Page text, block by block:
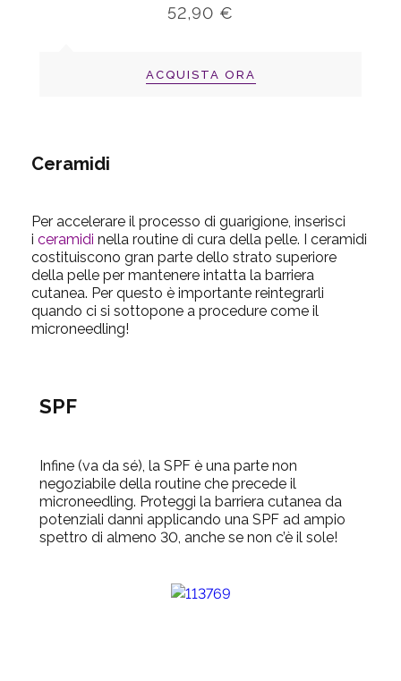
52,90 €
ACQUISTA ORA
Ceramidi
Per accelerare il processo di guarigione, inserisci
i ceramidi nella routine di cura della pelle. I ceramidi
costituiscono gran parte dello strato superiore
della pelle per mantenere intatta la barriera
cutanea. Per questo è importante reintegrarli
quando ci si sottopone a procedure come il
microneedling!
SPF
Infine (va da sé), la SPF è una parte non
negoziabile della routine che precede il
microneedling. Proteggi la barriera cutanea da
potenziali danni applicando una SPF ad ampio
spettro di almeno 30, anche se non c’è il sole!